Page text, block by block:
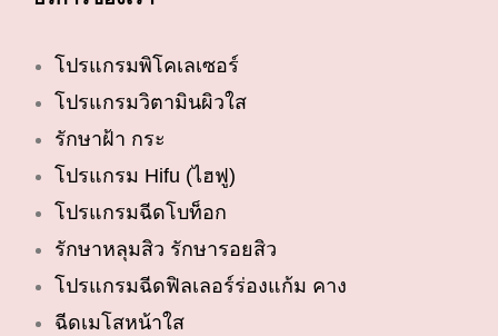
โปรแกรมพิโคเลเซอร์
โปรแกรมวิตามินผิวใส
รักษาฝ้า กระ
โปรแกรม Hifu (ไฮฟู)
โปรแกรมฉีดโบท็อก
รักษาหลุมสิว รักษารอยสิว
โปรแกรมฉีดฟิลเลอร์ร่องแก้ม คาง
ฉีดเมโสหน้าใส